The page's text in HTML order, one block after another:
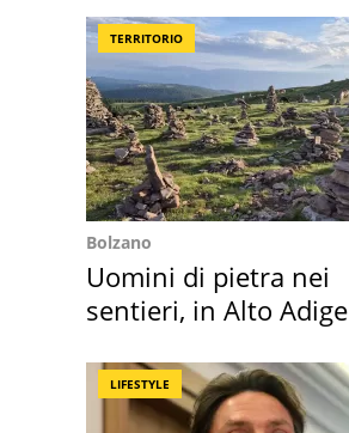
TERRITORIO
Bolzano
Uomini di pietra nei
sentieri, in Alto Adige
LIFESTYLE